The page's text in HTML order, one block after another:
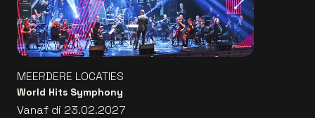
MEERDERE LOCATIES
World Hits Symphony
Vanaf di 23.02.2027